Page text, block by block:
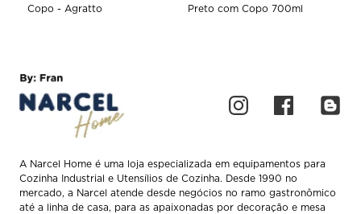
Copo - Agratto
Preto com Copo 700ml
A Narcel Home é uma loja especializada em equipamentos para
Cozinha Industrial e Utensílios de Cozinha. Desde 1990 no
mercado, a Narcel atende desde negócios no ramo gastronômico
até a linha de casa, para as apaixonadas por decoração e mesa